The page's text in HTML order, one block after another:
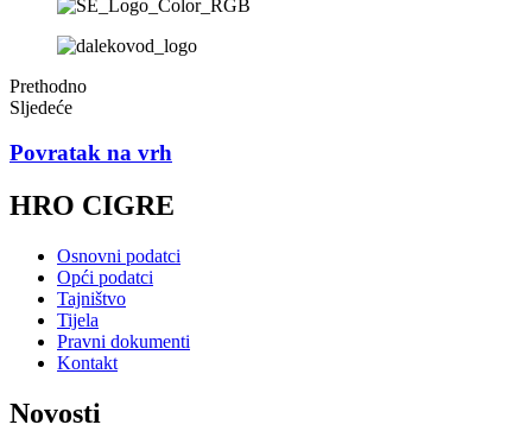
Prethodno
Sljedeće
Povratak na vrh
HRO CIGRE
Osnovni podatci
Opći podatci
Tajništvo
Tijela
Pravni dokumenti
Kontakt
Novosti